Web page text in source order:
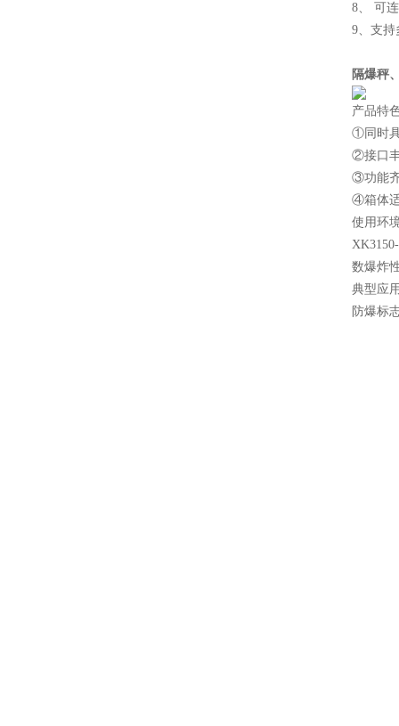
8、 可
9、支持
隔爆秤
产品特
①同时
②接口丰
③功能
④箱体
使用环
数爆炸
典型应
防爆标